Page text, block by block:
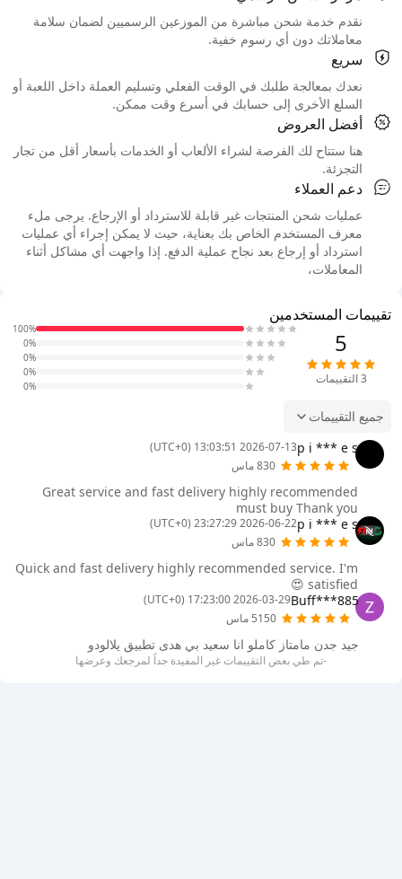
نقدم خدمة شحن مباشرة من الموزعين الرسميين لضمان سلامة
معاملاتك دون أي رسوم خفية.
سريع
نعدك بمعالجة طلبك في الوقت الفعلي وتسليم العملة داخل اللعبة أو
السلع الأخرى إلى حسابك في أسرع وقت ممكن.
أفضل العروض
هنا ستتاح لك الفرصة لشراء الألعاب أو الخدمات بأسعار أقل من تجار
التجزئة.
دعم العملاء
عمليات شحن المنتجات غير قابلة للاسترداد أو الإرجاع. يرجى ملء
معرف المستخدم الخاص بك بعناية، حيث لا يمكن إجراء أي عمليات
استرداد أو إرجاع بعد نجاح عملية الدفع. إذا واجهت أي مشاكل أثناء
المعاملات،
تقييمات المستخدمين
5
3التقييمات
100%
0%
0%
0%
0%
جميع التقييمات
p i *** e s
2026-07-13 13:03:51 (UTC+0)
830 ماس
Great service and fast delivery highly recommended
must buy Thank you
p i *** e s
2026-06-22 23:27:29 (UTC+0)
830 ماس
Quick and fast delivery highly recommended service. I'm
satisfied 😍
Buff***885
2026-03-29 17:23:00 (UTC+0)
5150 ماس
جيد جدن مامتاز كاملو انا سعيد بي هدى تطبيق يلالودو
-تم طي بعض التقييمات غير المفيدة جداً لمرجعك وعرضها